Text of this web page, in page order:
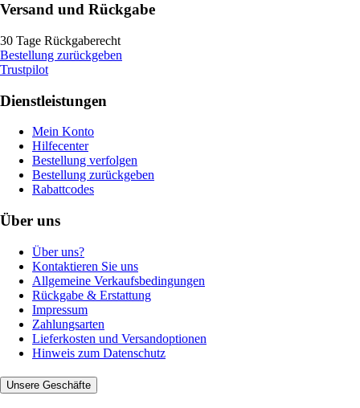
Versand und Rückgabe
30 Tage Rückgaberecht
Bestellung zurückgeben
Trustpilot
Dienstleistungen
Mein Konto
Hilfecenter
Bestellung verfolgen
Bestellung zurückgeben
Rabattcodes
Über uns
Über uns?
Kontaktieren Sie uns
Allgemeine Verkaufsbedingungen
Rückgabe & Erstattung
Impressum
Zahlungsarten
Lieferkosten und Versandoptionen
Hinweis zum Datenschutz
Unsere Geschäfte